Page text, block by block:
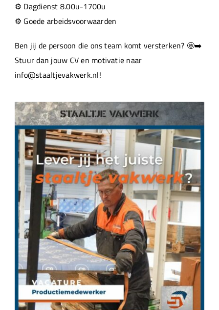
⚙️ Dagdienst 8.00u-1700u
⚙️ Goede arbeidsvoorwaarden
Ben jij de persoon die ons team komt versterken? 🤩➡️
Stuur dan jouw CV en motivatie naar
info@staaltjevakwerk.nl!